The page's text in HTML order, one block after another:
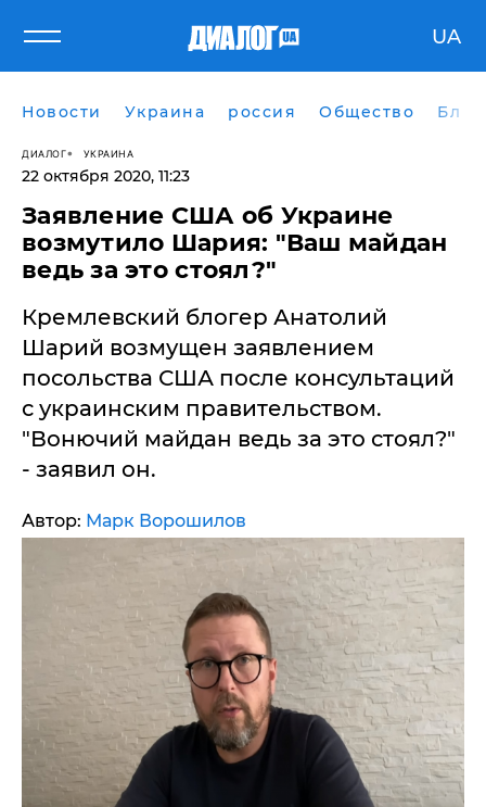
UA
Новости Украина россия Общество
ДИАЛОГ УКРАИНА
22 октября 2020, 11:23
Заявление США об Украине
возмутило Шария: "Ваш майдан
ведь за это стоял?"
​Кремлевский блогер Анатолий
Шарий возмущен заявлением
посольства США после консультаций
с украинским правительством.
"Вонючий майдан ведь за это стоял?"
- заявил он.
Автор: Марк Ворошилов